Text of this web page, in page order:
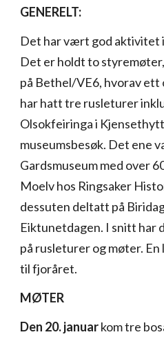
GENERELT:
Det har vært god aktivitet
Det er holdt to
på Bethel/VE6, hvorav ett
har hatt tre rusleturer
Olsokfeiringa i
museumsbesøk. Det ene
Gardsmuseum med over
Moelv hos Ringsaker
dessuten deltatt på
Eiktunetdagen. I snitt har
på rusleturer og møter.
til fjoråret.
MØTER
Den 20. januarkom tre